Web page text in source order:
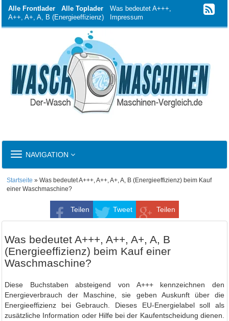
Alle Frontlader Alle Toplader
Was bedeutet A+++,
A++, A+, A, B (Energieeffizienz)
Impressum
TOGGLE
NAVIGATION
Startseite » Was bedeutet A+++, A++, A+, A, B (Energieeffizienz) beim Kauf
einer Waschmaschine?
Teilen Tweet Teilen
Was bedeutet A+++, A++, A+, A, B
(Energieeffizienz) beim Kauf einer
Waschmaschine?
Diese Buchstaben absteigend von A+++ kennzeichnen den
Energieverbrauch der Maschine, sie geben Auskunft über die
Energieeffizienz bei Gebrauch. Dieses EU-Energielabel soll als
zusätzliche Information oder Hilfe bei der Kaufentscheidung dienen.